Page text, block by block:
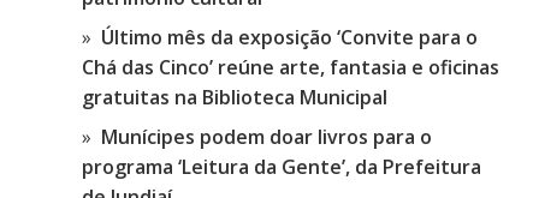
Último mês da exposição ‘Convite para o
Chá das Cinco’ reúne arte, fantasia e oficinas
gratuitas na Biblioteca Municipal
Munícipes podem doar livros para o
programa ‘Leitura da Gente’, da Prefeitura